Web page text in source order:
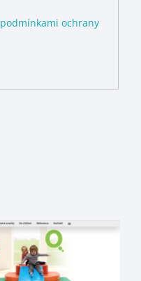
podmínkami ochrany